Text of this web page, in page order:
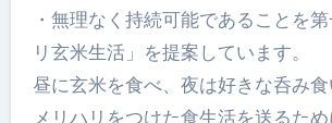
・無理なく持続可能であることを
リ玄米生活」を提案しています。
昼に玄米を食べ、夜は好きな呑み
メリハリをつけた食生活を送るため